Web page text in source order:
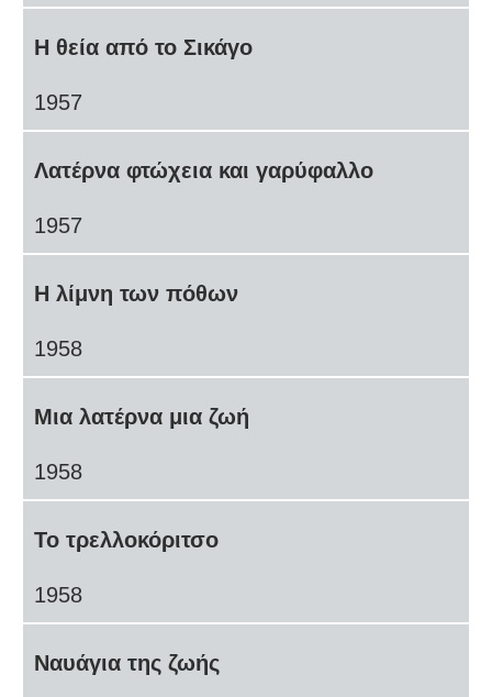
Η θεία από το Σικάγο
1957
Λατέρνα φτώχεια και γαρύφαλλο
1957
Η λίμνη των πόθων
1958
Μια λατέρνα μια ζωή
1958
Το τρελλοκόριτσο
1958
Ναυάγια της ζωής